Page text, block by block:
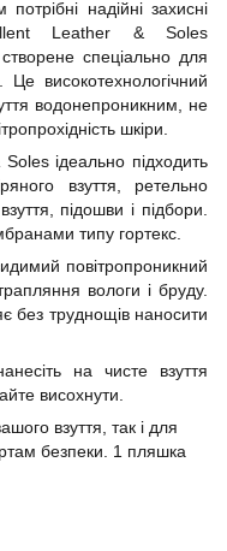
надійні захисні
Leather & Soles
спеціально для
Це високотехнологічний
водонепроникним, не
шкіри.
ідеально підходить
взуття, ретельно
підошви і підбори.
типу гортекс.
повітропроникний
вологи і бруду.
без труднощів наносити
на чисте взуття
висохнути.
взуття, так і для
безпеки. 1 пляшка